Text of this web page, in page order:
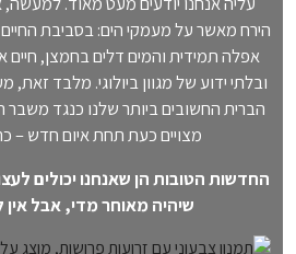
הירח מאשר על מעמקי הים: בסביבת
אפלה תמידית והמים דלים בחמצן, חיים
ובלתי ידוע של מגוון ביולוגי. מלבד זאת,
הברית החשובים ביותר שלנו כנגד משבר
מצויים כעת תחת איום חדש –
החדשות הטובות הן שאנחנו יכולים
שיהיה מאוחר מדי, אבל אין